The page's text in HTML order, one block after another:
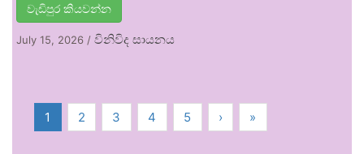
වැඩිපුර කියවන්න
July 15, 2026 / විනිවිද සායනය
1 2 3 4 5 › »